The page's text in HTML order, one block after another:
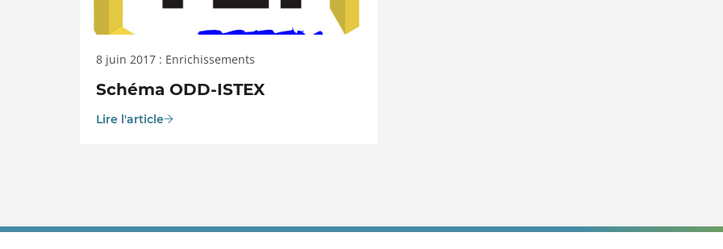
8 juin 2017 : Enrichissements
Schéma ODD-ISTEX
Lire l'article